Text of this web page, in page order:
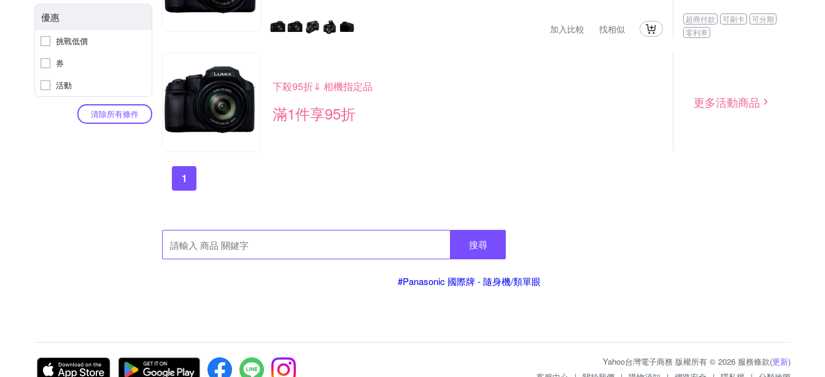
優惠
挑戰低價
券
活動
清除所有條件
加入比較 找相似
超商付款 可刷卡
可分期
零利率
下殺95折⇓ 相機指定品
滿1件享95折
更多活動商品
1
搜尋
#Panasonic 國際牌 - 隨身機/類單眼
Yahoo台灣電子商務 版權所有 © 2026 服務條款(更新)